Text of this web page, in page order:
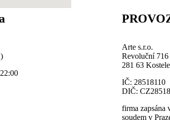
Arte s.r.o.
Revoluční 716
281 63
IČ: 28518110
DIČ:
firma zapsána
soudem v